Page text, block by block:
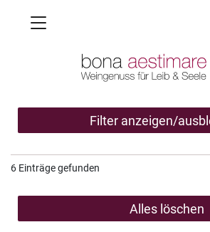
Toggle navigation
Filter anzeigen/
6 Einträge gefunden
Alles löschen